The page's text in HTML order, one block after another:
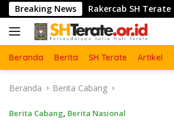
Langsung
ke
konten
Breaking News
Rakercab SH Terate Cabang
Beranda Berita SH Terate Artikel
Beranda Berita Cabang
Berita Cabang, Berita Nasional